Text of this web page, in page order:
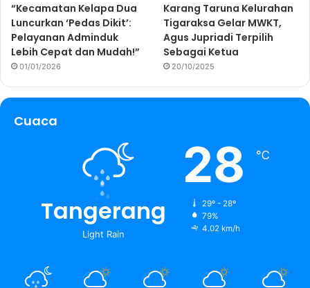
“Kecamatan Kelapa Dua
Luncurkan ‘Pedas Dikit’:
Pelayanan Adminduk
Lebih Cepat dan Mudah!”
01/01/2026
Karang Taruna Kelurahan
Tigaraksa Gelar MWKT,
Agus Jupriadi Terpilih
Sebagai Ketua
20/10/2025
Cuaca
Tangerang
Light Rain
28 ℃
29º - 28º
79%
4.02 km/h